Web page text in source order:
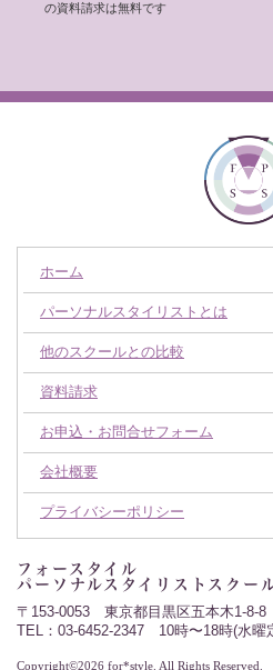
の資料請求は無料です
ホーム
パーソナルスタイリストとは
他のスクールとの比較
資料請求
お申込・お問合せフォーム
会社概要
プライバシーポリシー
フォースタイル
パーソナルスタイリストスクー
〒153-0053 東京都目黒区五本木1-8-8
TEL：03-6452-2347 10時〜18時(水曜
Copyright©2026 for*style. All Rights Reserved.